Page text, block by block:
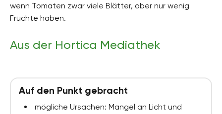
wenn Tomaten zwar viele Blätter, aber nur wenig
Früchte haben.
Aus der Hortica Mediathek
Auf den Punkt gebracht
mögliche Ursachen: Mangel an Licht und